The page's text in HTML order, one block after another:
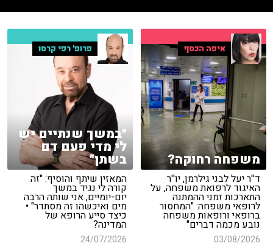
איפה הכסף
משפחה רחוקה?
ד''ר יעל לבני גילרמן, יו''ר
האיגוד לרפואת משפחה, על
התארכות זמני ההמתנה
לרופאי משפחה: "המחסור
ברופאי ורופאות משפחה
נובע מכמה דברים"
03/08/2026
פרופ' רפי קרסו
"במשך שנתיים יש
לי מדי פעם דם
בשתן"
המאזין שיתף והוסיף: "זה
קורה לי נגיד במשך
יום-יומיים, אני שותה הרבה
מים ואיכשהו זה מסתדר" •
כיצד סייע הרופא של
המדינה?
24/07/2026